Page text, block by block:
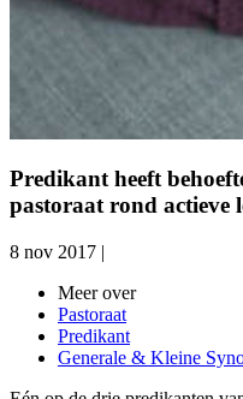
Predikant heeft
pastoraat rond actieve
8 nov 2017 |
Meer over
Pastoraat
Predikant
Generale & Kleine